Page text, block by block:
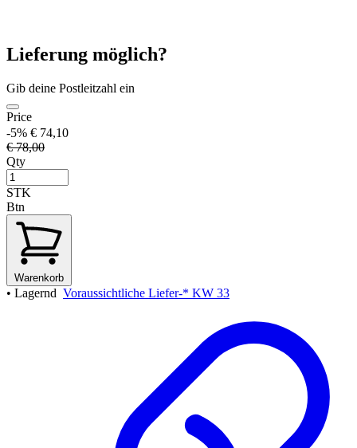
Lieferung möglich?
Gib deine Postleitzahl ein
Price
-5% € 74,10
€ 78,00
Qty
STK
Btn
Warenkorb
• Lagernd Voraussichtliche Liefer-* KW 33